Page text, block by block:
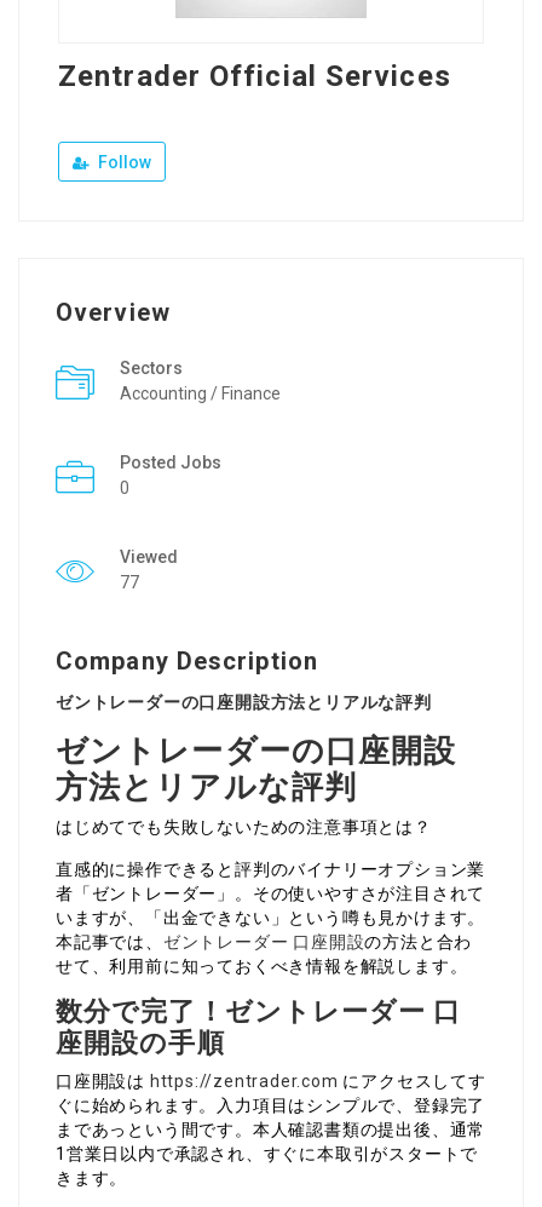
Zentrader Official Services
Follow
Overview
Sectors
Accounting / Finance
Posted Jobs
0
Viewed
77
Company Description
ゼントレーダーの口座開設方法とリアルな評判
ゼントレーダーの口座開設
方法とリアルな評判
はじめてでも失敗しないための注意事項とは？
直感的に操作できると評判のバイナリーオプション業
者「ゼントレーダー」。その使いやすさが注目されて
いますが、「出金できない」という噂も見かけます。
本記事では、 ゼントレーダー 口座開設の方法と合わ
せて、利用前に知っておくべき情報を解説します。
数分で完了！ゼントレーダー 口
座開設の手順
口座開設は https://zentrader.com にアクセスしてす
ぐに始められます。入力項目はシンプルで、登録完了
まであっという間です。本人確認書類の提出後、通常
1営業日以内で承認され、すぐに本取引がスタートで
きます。